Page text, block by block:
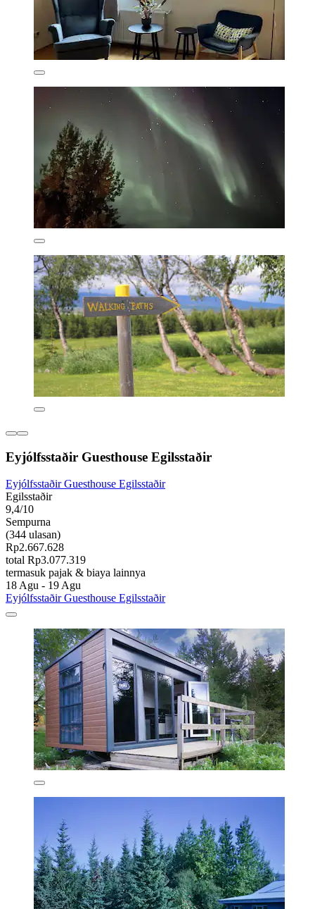
Eyjólfsstaðir Guesthouse Egilsstaðir
Eyjólfsstaðir Guesthouse Egilsstaðir
Egilsstaðir
9,4/10
Sempurna
(344 ulasan)
Rp2.667.628
total Rp3.077.319
termasuk pajak & biaya lainnya
18 Agu - 19 Agu
Eyjólfsstaðir Guesthouse Egilsstaðir